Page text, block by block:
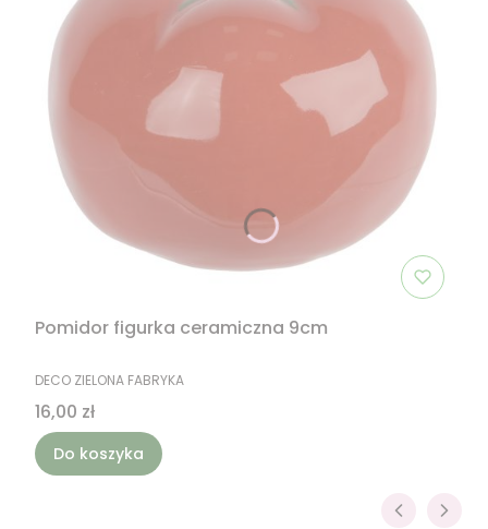
Pomidor figurka ceramiczna 9cm
PRODUCENT
DECO ZIELONA FABRYKA
Cena
16,00 zł
Do koszyka